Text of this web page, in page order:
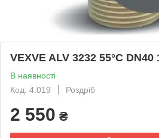
VEXVE ALV 3232 55°C
В наявності
Код: 4.019
Роздріб
2 550 ₴